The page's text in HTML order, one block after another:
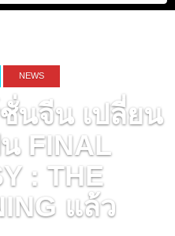
NEWS
นจีน เปลี่ยน
FINAL
: THE
แล้ว